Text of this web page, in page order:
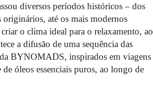
diversos períodos históricos – dos
até os mais modernos
o clima ideal para o relaxamento, ao
a difusão de uma sequência das
BYNOMADS, inspirados em viagens
óleos essenciais puros, ao longo de